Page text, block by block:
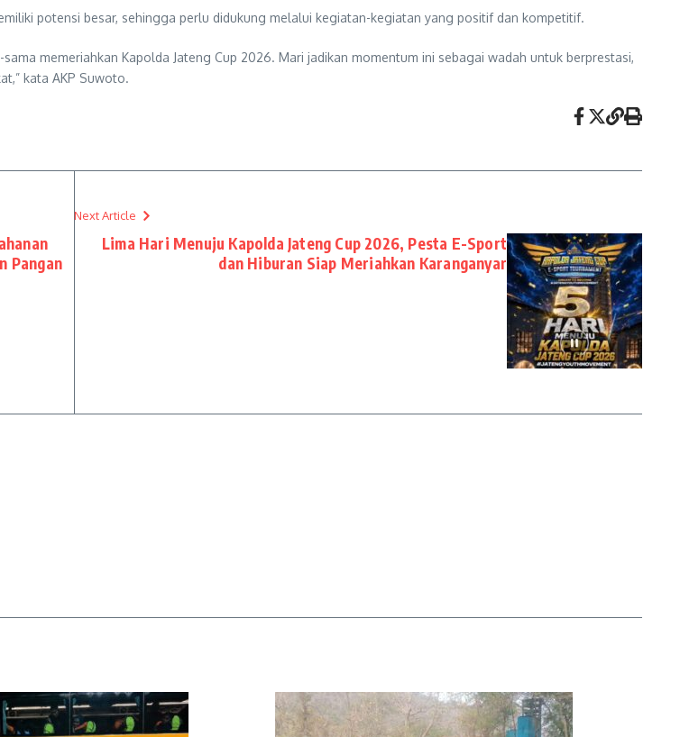
potensi besar, sehingga perlu didukung melalui kegiatan-kegiatan yang positif dan kompetitif.
memeriahkan Kapolda Jateng Cup 2026. Mari jadikan momentum ini sebagai wadah untuk berprestasi,
kata AKP Suwoto.
Pangan
Next Article
Lima Hari Menuju Kapolda Jateng Cup 2026, Pesta E-Sport
dan Hiburan Siap Meriahkan Karanganyar